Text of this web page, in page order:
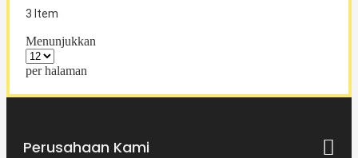
3 Item
Menunjukkan
per halaman
Perusahaan Kami